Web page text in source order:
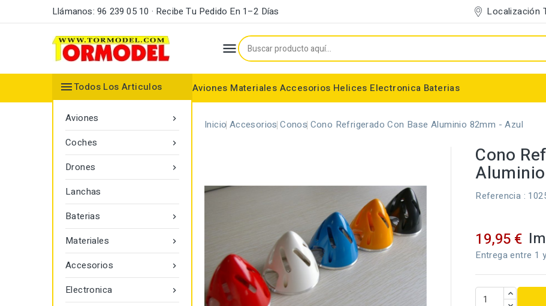
Llámanos: 96 239 05 10 · Recibe Tu Pedido En 1–2 Días Localización

Aviones Materiales Accesorios Helices Electronica Baterias
Todos Los Articulos

Aviones

Coches

Drones
Lanchas

Baterias

Materiales

Accesorios

Electronica
Inicio Accesorios Conos Cono Refrigerado Con Base Aluminio 82mm - Azul
Cono
Referencia :
19,95 €
Entrega entre 1